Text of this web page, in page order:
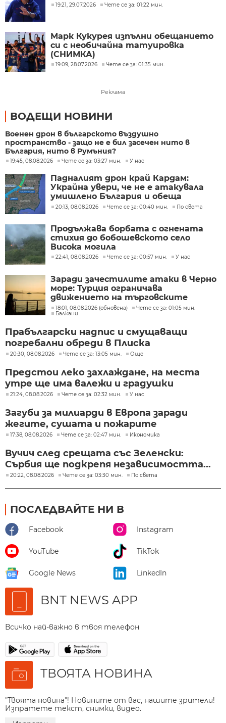
19:21, 29.07.2026 Чете се за: 01:22 мин.
Марк Кукурея изпълни обещанието
си с необичайна татуировка
(СНИМКА)
19:09, 28.07.2026 Чете се за: 01:35 мин.
Реклама
ВОДЕЩИ НОВИНИ
Военен дрон в българското въздушно
пространство - защо не е бил засечен нито в
България, нито в Румъния?
19:45, 08.08.2026 Чете се за: 03:27 мин. У нас
Падналият дрон край Кардам:
Украйна увери, че не е атакувала
умишлено България и обеща
разследване
20:13, 08.08.2026 Чете се за: 00:40 мин. По света
Продължава борбата с огнената
стихия до бобошевското село
Висока могила
22:41, 08.08.2026 Чете се за: 00:57 мин. У нас
Заради зачестилите атаки в Черно
море: Турция ограничава
движението на търговските
кораби
18:01, 08.08.2026 (обновена)
Чете се за: 01:05 мин.
Балкани
Прабългарски надпис и смущаващи
погребални обреди в Плиска
20:30, 08.08.2026 Чете се за: 13:05 мин. Още
Предстои леко захлаждане, на места
утре ще има валежи и градушки
21:24, 08.08.2026 Чете се за: 02:32 мин. У нас
Загуби за милиарди в Европа заради
жегите, сушата и пожарите
17:38, 08.08.2026 Чете се за: 02:47 мин. Икономика
Вучич след срещата със Зеленски:
Сърбия ще подкрепя независимостта...
20:22, 08.08.2026 Чете се за: 03:30 мин. По света
ПОСЛЕДВАЙТЕ НИ В
Facebook Instagram
YouTube TikTok
Google News LinkedIn
BNT NEWS APP
Всичко най-важно в твоя телефон
ТВОЯТА НОВИНА
"Твоята новина"! Новините от вас, нашите зрители!
Изпратете текст, снимки, видео.